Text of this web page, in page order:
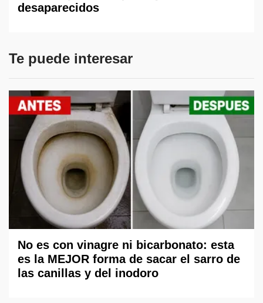
desaparecidos
Te puede interesar
No es con vinagre ni bicarbonato: esta
es la MEJOR forma de sacar el sarro de
las canillas y del inodoro